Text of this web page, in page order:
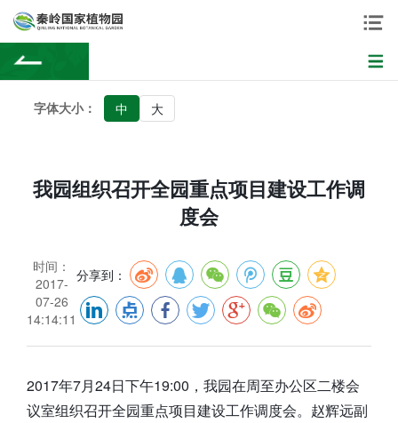
字体大小： 中 大
我园组织召开全园重点项目建设工作调
度会
时间：
2017-
07-26
14:14:11
分享到：
2017年7月24日下午19:00，我园在周至办公区二楼会
议室组织召开全园重点项目建设工作调度会。赵辉远副